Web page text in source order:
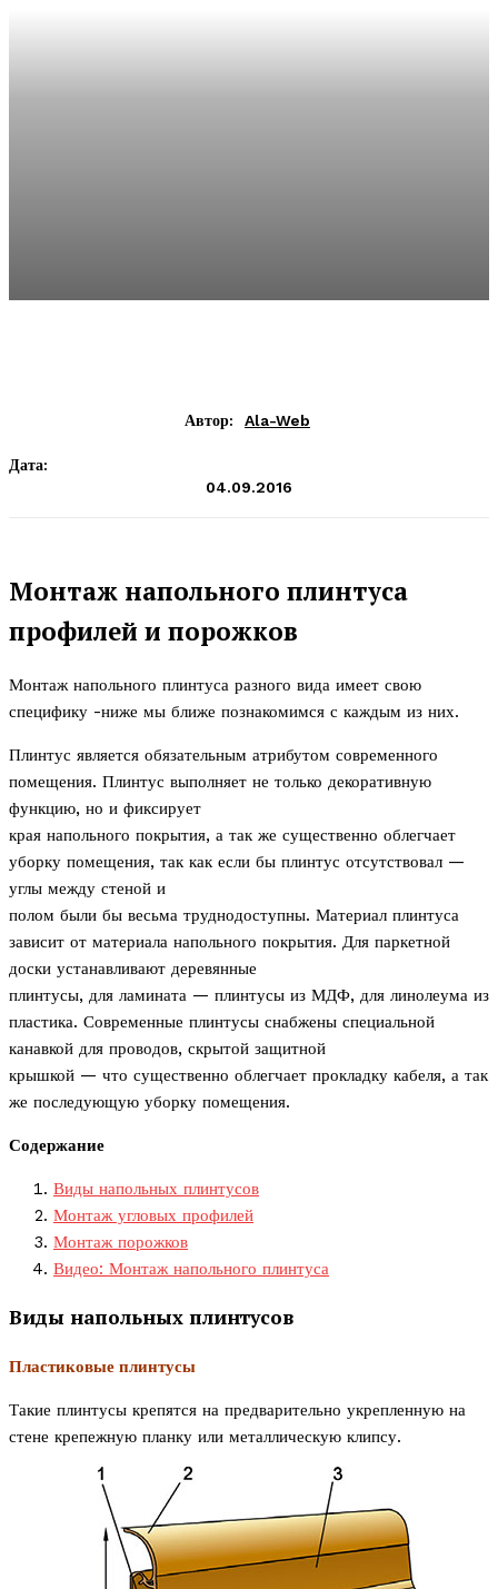
Автор: Ala-Web
Дата:
04.09.2016
Монтаж напольного плинтуса
профилей и порожков
Монтаж напольного плинтуса разного вида имеет свою
специфику -ниже мы ближе познакомимся с каждым из них.
Плинтус является обязательным атрибутом современного
помещения. Плинтус выполняет не только декоративную
функцию, но и фиксирует
края напольного покрытия, а так же существенно облегчает
уборку помещения, так как если бы плинтус отсутствовал —
углы между стеной и
полом были бы весьма труднодоступны. Материал плинтуса
зависит от материала напольного покрытия. Для паркетной
доски устанавливают деревянные
плинтусы, для ламината — плинтусы из МДФ, для линолеума из
пластика. Современные плинтусы снабжены специальной
канавкой для проводов, скрытой защитной
крышкой — что существенно облегчает прокладку кабеля, а так
же последующую уборку помещения.
Содержание
Виды напольных плинтусов
Монтаж угловых профилей
Монтаж порожков
Видео: Монтаж напольного плинтуса
Виды напольных плинтусов
Пластиковые плинтусы
Такие плинтусы крепятся на предварительно укрепленную на
стене крепежную планку или металлическую клипсу.